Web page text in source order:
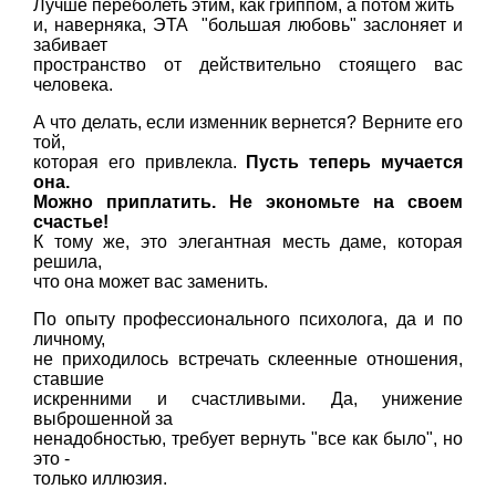
Лучше переболеть этим, как гриппом, а потом жить
и, наверняка, ЭТА "большая любовь" заслоняет и
забивает
пространство от действительно стоящего вас
человека.
А что делать, если изменник вернется? Верните его
той,
которая его привлекла.
Пусть теперь мучается
она.
Можно приплатить. Не экономьте на своем
счастье!
К тому же, это элегантная месть даме, которая
решила,
что она может вас заменить.
По опыту профессионального психолога, да и по
личному,
не приходилось встречать склеенные отношения,
ставшие
искренними и счастливыми. Да, унижение
выброшенной за
ненадобностью, требует вернуть "все как было", но
это -
только иллюзия.